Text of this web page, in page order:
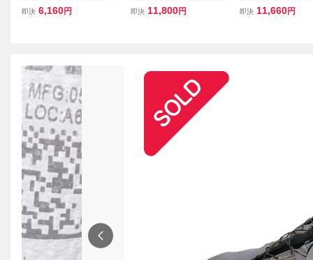
ズ/26.5cm/WHT/UGC574
即決 6,160円
ューバランス U1906RCL
即決 11,800円
ットスニーカー/
即決 11,660円